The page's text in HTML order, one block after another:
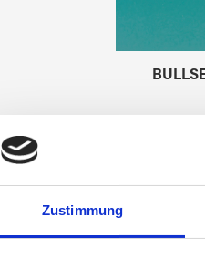
Zustimmung